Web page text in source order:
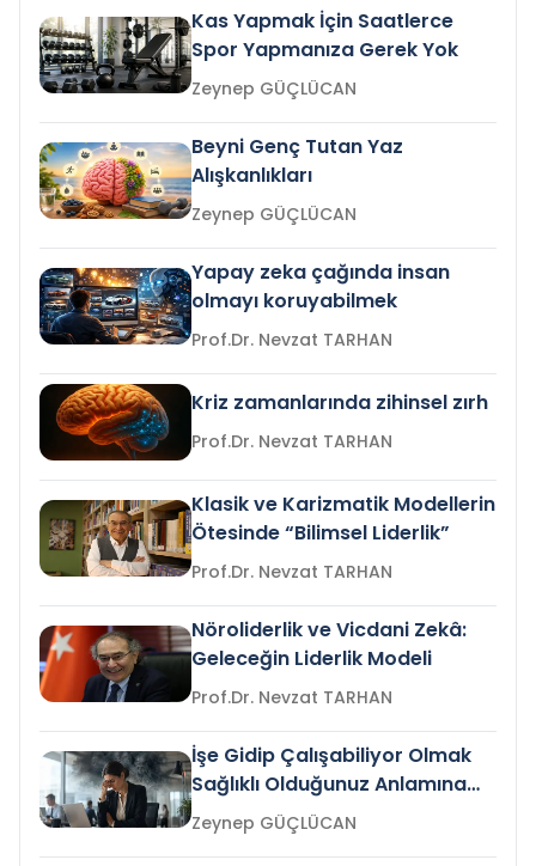
Kas Yapmak İçin Saatlerce
Spor Yapmanıza Gerek Yok
Zeynep GÜÇLÜCAN
Beyni Genç Tutan Yaz
Alışkanlıkları
Zeynep GÜÇLÜCAN
Yapay zeka çağında insan
olmayı koruyabilmek
Prof.Dr. Nevzat TARHAN
Kriz zamanlarında zihinsel zırh
Prof.Dr. Nevzat TARHAN
Klasik ve Karizmatik Modellerin
Ötesinde “Bilimsel Liderlik”
Prof.Dr. Nevzat TARHAN
Nöroliderlik ve Vicdani Zekâ:
Geleceğin Liderlik Modeli
Prof.Dr. Nevzat TARHAN
İşe Gidip Çalışabiliyor Olmak
Sağlıklı Olduğunuz Anlamına
Gelir mi?Zeynep GÜÇLÜCAN